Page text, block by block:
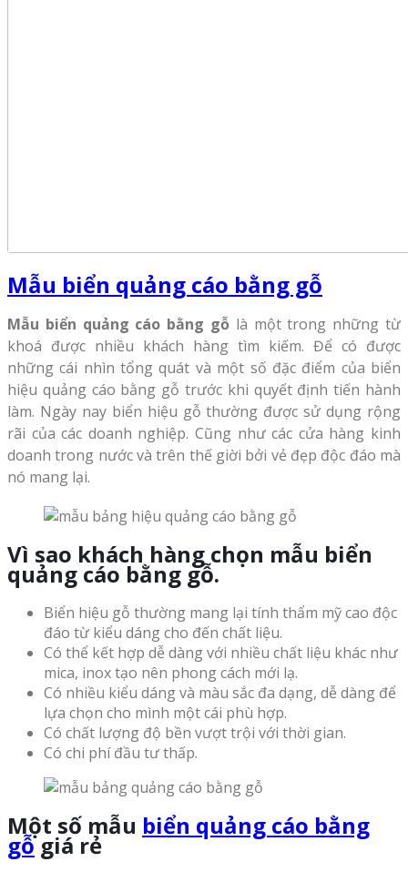
Mẫu biển quảng cáo bằng gỗ
Mẫu biển quảng cáo bằng gỗ là một trong những từ
khoá được nhiều khách hàng tìm kiếm. Để có được
những cái nhìn tổng quát và một số đặc điểm của biển
hiệu quảng cáo bằng gỗ trước khi quyết định tiến hành
làm. Ngày nay biển hiệu gỗ thường được sử dụng rộng
rãi của các doanh nghiệp. Cũng như các cửa hàng kinh
doanh trong nước và trên thế giời bởi vẻ đẹp độc đáo mà
nó mang lại.
Vì sao khách hàng chọn mẫu biển
quảng cáo bằng gỗ.
Biển hiệu gỗ thường mang lại tính thẩm mỹ cao độc
đáo từ kiểu dáng cho đến chất liệu.
Có thể kết hợp dễ dàng với nhiều chất liệu khác như
mica, inox tạo nên phong cách mới lạ.
Có nhiều kiểu dáng và màu sắc đa dạng, dễ dàng để
lựa chọn cho mình một cái phù hợp.
Có chất lượng độ bền vượt trội với thời gian.
Có chi phí đầu tư thấp.
Một số mẫu biển quảng cáo bằng
gỗgiá rẻ